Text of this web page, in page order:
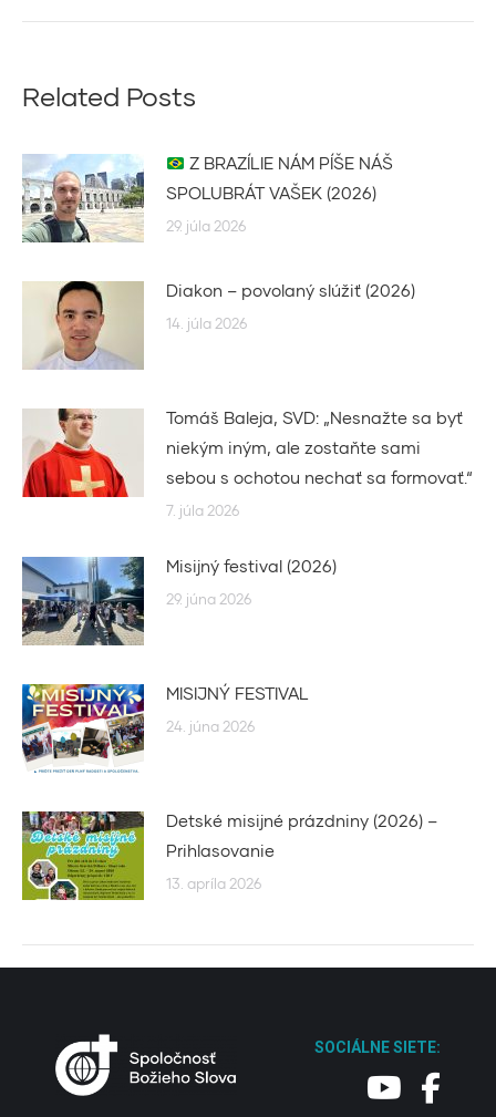
Related Posts
Z BRAZÍLIE NÁM PÍŠE NÁŠ
SPOLUBRÁT VAŠEK (2026)
29. júla 2026
Diakon – povolaný slúžiť (2026)
14. júla 2026
Tomáš Baleja, SVD: „Nesnažte sa byť
niekým iným, ale zostaňte sami
sebou s ochotou nechať sa formovať.“
7. júla 2026
Misijný festival (2026)
29. júna 2026
MISIJNÝ FESTIVAL
24. júna 2026
Detské misijné prázdniny (2026) –
Prihlasovanie
13. apríla 2026
SOCIÁLNE SIETE: